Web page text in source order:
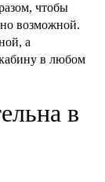
чтобы
возможной.
а
в любом
в